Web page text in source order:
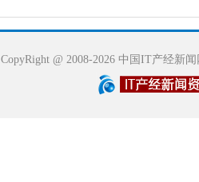
CopyRight @ 2008-2026 中国IT产经新